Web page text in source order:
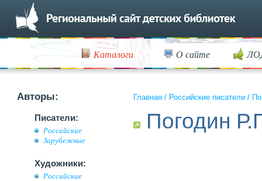
Каталоги О сайте
Авторы:
Писатели:
Российские
Зарубежные
Художники:
Российские
Главная / Российские писатели /
Погодин